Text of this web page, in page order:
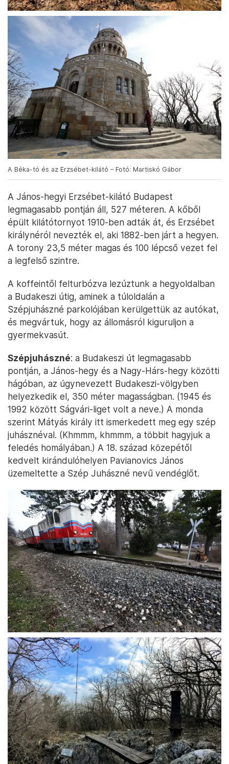
A Béka-tó és az Erzsébet-kilátó – Fotó: Martiskó Gábor
A János-hegyi Erzsébet-kilátó Budapest
legmagasabb pontján áll, 527 méteren. A kőből
épült kilátótornyot 1910-ben adták át, és Erzsébet
királynéról nevezték el, aki 1882-ben járt a hegyen.
A torony 23,5 méter magas és 100 lépcső vezet fel
a legfelső szintre.
A koffeintől felturbózva lezúztunk a hegyoldalban
a Budakeszi útig, aminek a túloldalán a
Szépjuhászné parkolójában kerülgettük az autókat,
és megvártuk, hogy az állomásról kiguruljon a
gyermekvasút.
Szépjuhászné: a Budakeszi út legmagasabb
pontján, a János-hegy és a Nagy-Hárs-hegy közötti
hágóban, az úgynevezett Budakeszi-völgyben
helyezkedik el, 350 méter magasságban. (1945 és
1992 között Ságvári-liget volt a neve.) A monda
szerint Mátyás király itt ismerkedett meg egy szép
juhásznéval. (Khmmm, khmmm, a többit hagyjuk a
feledés homályában.) A 18. század közepétől
kedvelt kirándulóhelyen Pavianovics János
üzemeltette a Szép Juhászné nevű vendéglőt.